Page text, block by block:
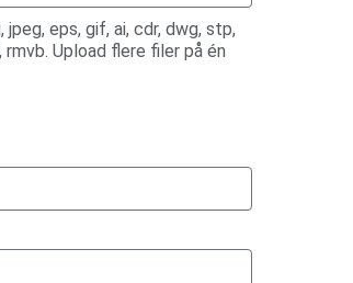
eps, gif, ai, cdr, dwg, stp,
Upload flere filer på én